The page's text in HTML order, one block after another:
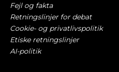
Fejl og fakta
Retningslinjer for debat
Cookie- og privatlivspolitik
Etiske retningslinjer
AI-politik